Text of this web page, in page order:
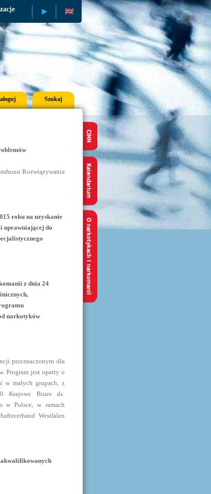
Publikacje
Szukaj
Rozwiązywania
roku na uzyskanie
uprawniającej do
z dnia 24
narkotyków
przeznaczonym dla
Program jest oparty o
w małych grupach, z
Krajowe Biuro ds.
w Polsce, w ramach
Westfalen